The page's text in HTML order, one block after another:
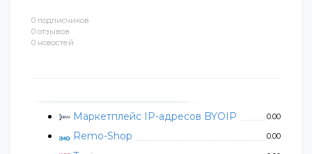
0 подписчиков
0 отзывов
0 новостей
Маркетплейс IP-адресов BYOIP 0.00
Remo-Shop 0.00